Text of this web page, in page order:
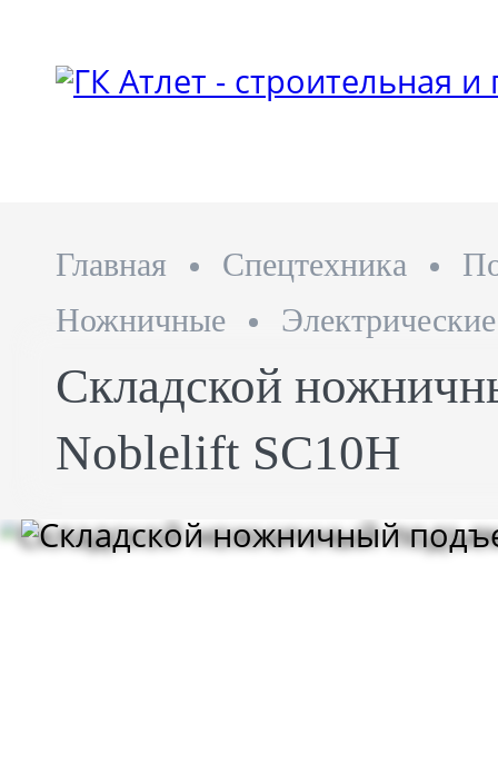
Главная Спецтехника
Ножничные
Электрические
Складской
Noblelift SC10H